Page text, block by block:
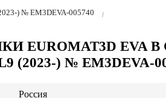
) № EM3DEVA-005740
EUROMAT3D EVA
(2023-) № EM3DEVA-
Россия